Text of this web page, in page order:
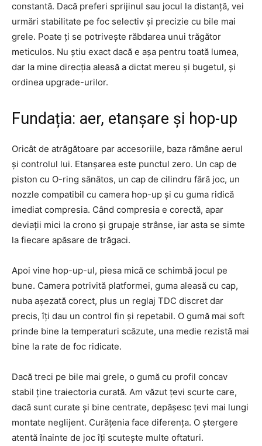
constantă. Dacă preferi sprijinul sau jocul la distanță, vei
urmări stabilitate pe foc selectiv și precizie cu bile mai
grele. Poate ți se potrivește răbdarea unui trăgător
meticulos. Nu știu exact dacă e așa pentru toată lumea,
dar la mine direcția aleasă a dictat mereu și bugetul, și
ordinea upgrade-urilor.
Fundația: aer, etanșare și hop-up
Oricât de atrăgătoare par accesoriile, baza rămâne aerul
și controlul lui. Etanșarea este punctul zero. Un cap de
piston cu O-ring sănătos, un cap de cilindru fără joc, un
nozzle compatibil cu camera hop-up și cu guma ridică
imediat compresia. Când compresia e corectă, apar
deviații mici la crono și grupaje strânse, iar asta se simte
la fiecare apăsare de trăgaci.
Apoi vine hop-up-ul, piesa mică ce schimbă jocul pe
bune. Camera potrivită platformei, guma aleasă cu cap,
nuba așezată corect, plus un reglaj TDC discret dar
precis, îți dau un control fin și repetabil. O gumă mai soft
prinde bine la temperaturi scăzute, una medie rezistă mai
bine la rate de foc ridicate.
Dacă treci pe bile mai grele, o gumă cu profil concav
stabil ține traiectoria curată. Am văzut țevi scurte care,
dacă sunt curate și bine centrate, depășesc țevi mai lungi
montate neglijent. Curățenia face diferența. O ștergere
atentă înainte de joc îți scutește multe oftaturi.